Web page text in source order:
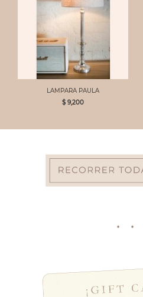
LAMPARA PAULA
$ 9,200
· ·